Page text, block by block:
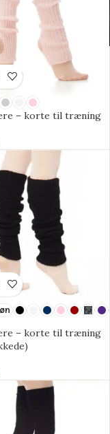
– korte til træning
– korte til træning